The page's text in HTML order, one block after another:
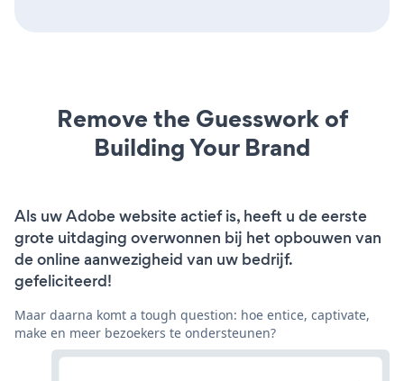
Remove the Guesswork of
Building Your Brand
Als uw Adobe website actief is, heeft u de eerste
grote uitdaging overwonnen bij het opbouwen van
de online aanwezigheid van uw bedrijf.
gefeliciteerd!
Maar daarna komt a tough question: hoe entice, captivate,
make en meer bezoekers te ondersteunen?